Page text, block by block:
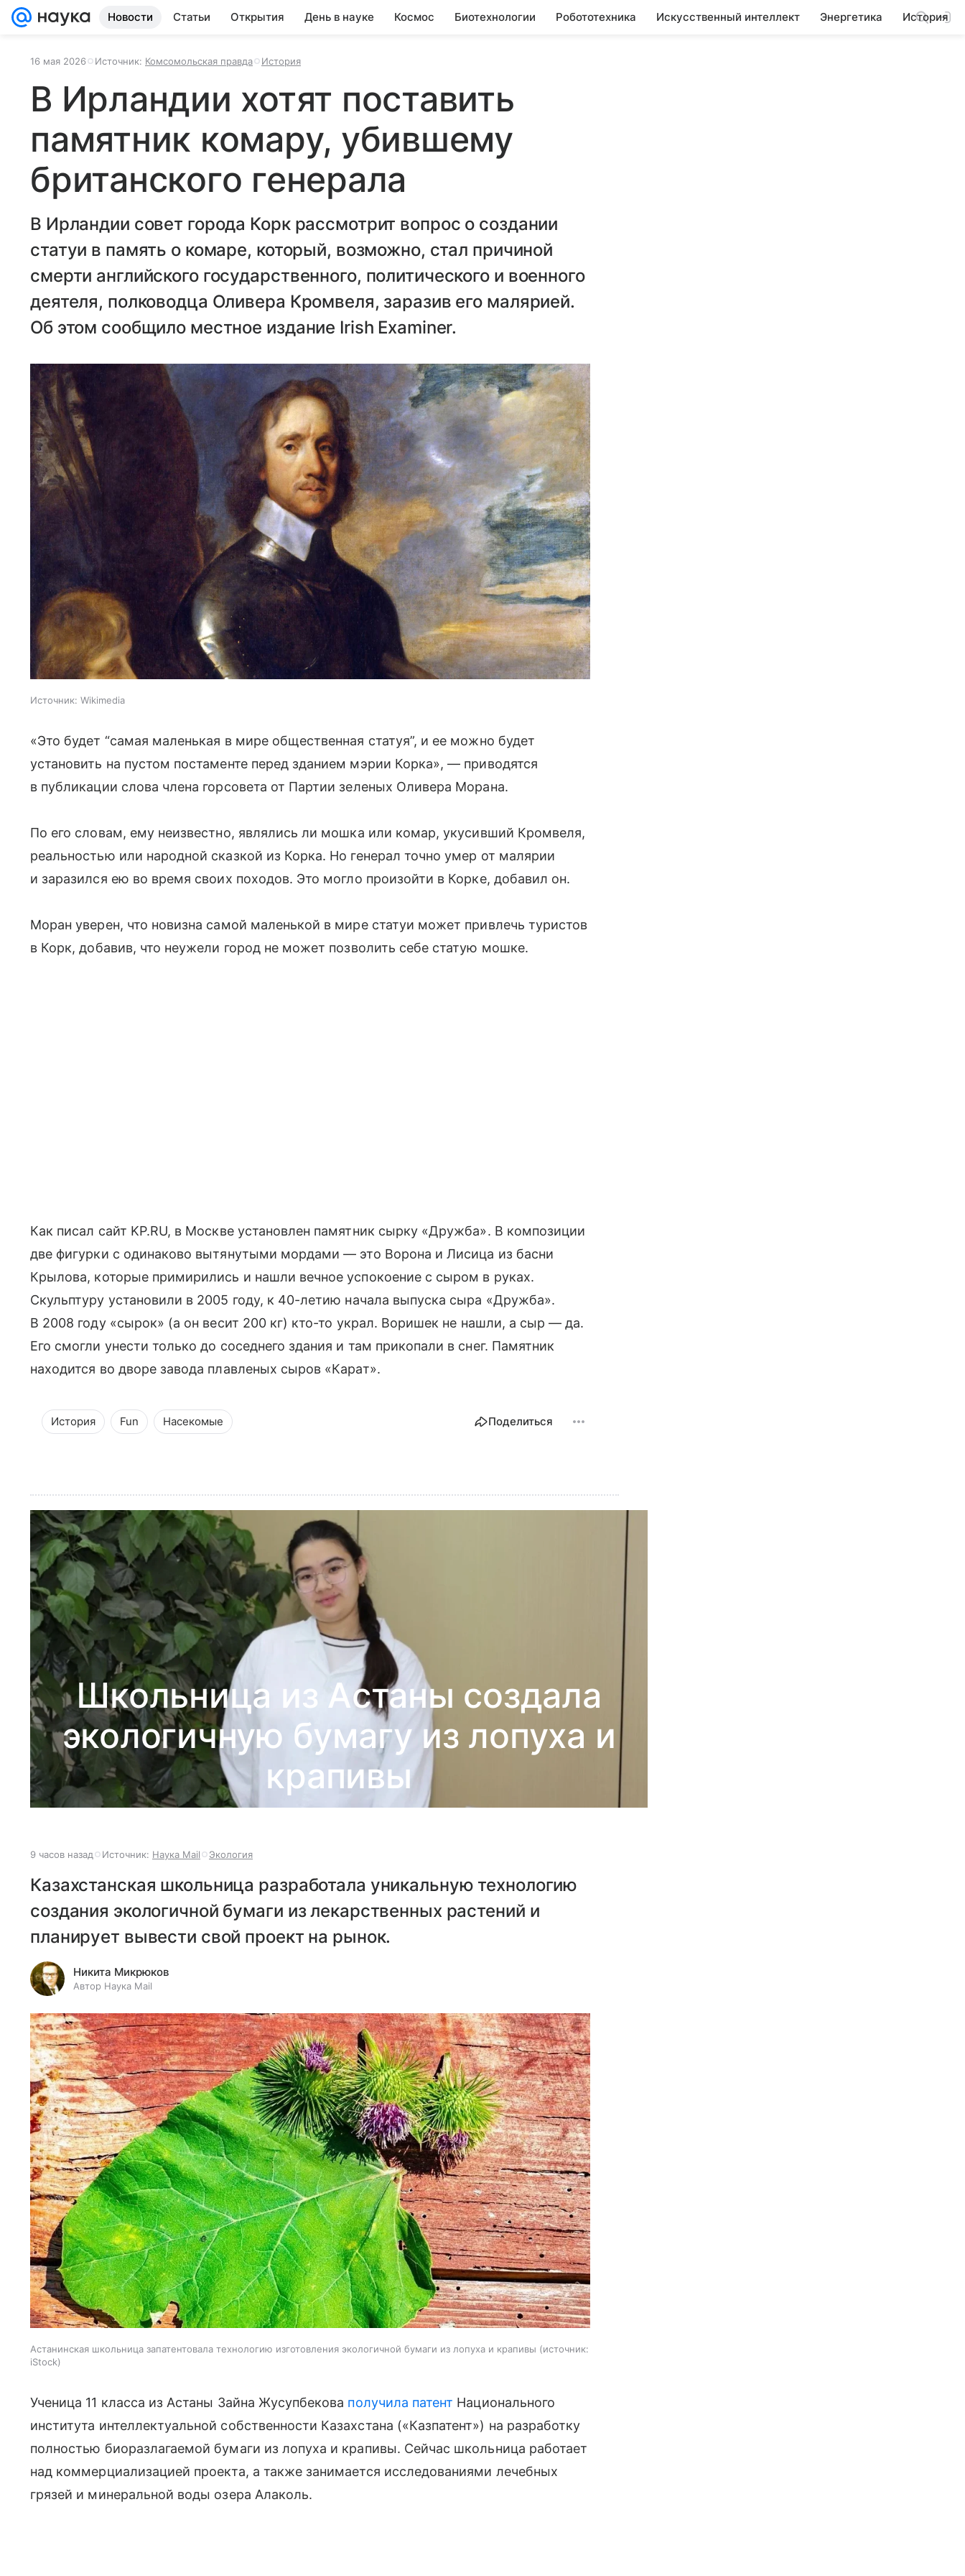
Новости Статьи Открытия День в науке Космос Биотехнологии Робототехника Искусственный интеллект Энергетика История
16 мая 2026 Источник: Комсомольская правда История
В Ирландии хотят поставить
памятник комару, убившему
британского генерала
В Ирландии совет города Корк рассмотрит вопрос о создании
статуи в память о комаре, который, возможно, стал причиной
смерти английского государственного, политического и военного
деятеля, полководца Оливера Кромвеля, заразив его малярией.
Об этом сообщило местное издание Irish Examiner.
Источник: Wikimedia
«Это будет “самая маленькая в мире общественная статуя”, и ее можно будет
установить на пустом постаменте перед зданием мэрии Корка», — приводятся
в публикации слова члена горсовета от Партии зеленых Оливера Морана.
По его словам, ему неизвестно, являлись ли мошка или комар, укусивший Кромвеля,
реальностью или народной сказкой из Корка. Но генерал точно умер от малярии
и заразился ею во время своих походов. Это могло произойти в Корке, добавил он.
Моран уверен, что новизна самой маленькой в мире статуи может привлечь туристов
в Корк, добавив, что неужели город не может позволить себе статую мошке.
Как писал сайт KP.RU, в Москве установлен памятник сырку «Дружба». В композиции
две фигурки с одинаково вытянутыми мордами — это Ворона и Лисица из басни
Крылова, которые примирились и нашли вечное успокоение с сыром в руках.
Скульптуру установили в 2005 году, к 40-летию начала выпуска сыра «Дружба».
В 2008 году «сырок» (а он весит 200 кг) кто-то украл. Воришек не нашли, а сыр — да.
Его смогли унести только до соседнего здания и там прикопали в снег. Памятник
находится во дворе завода плавленых сыров «Карат».
История Fun Насекомые Поделиться
Школьница из Астаны создала
экологичную бумагу из лопуха и
крапивы
9 часов назад Источник: Наука Mail Экология
Казахстанская школьница разработала уникальную технологию
создания экологичной бумаги из лекарственных растений и
планирует вывести свой проект на рынок.
Никита Микрюков
Автор Наука Mail
Астанинская школьница запатентовала технологию изготовления экологичной бумаги из лопуха и крапивы
источник:
iStock
Ученица 11 класса из Астаны Зайна Жусупбекова получила патент Национального
института интеллектуальной собственности Казахстана («Казпатент») на разработку
полностью биоразлагаемой бумаги из лопуха и крапивы. Сейчас школьница работает
над коммерциализацией проекта, а также занимается исследованиями лечебных
грязей и минеральной воды озера Алаколь.